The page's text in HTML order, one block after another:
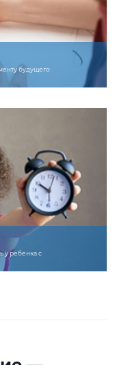
будущего
у ребенка с